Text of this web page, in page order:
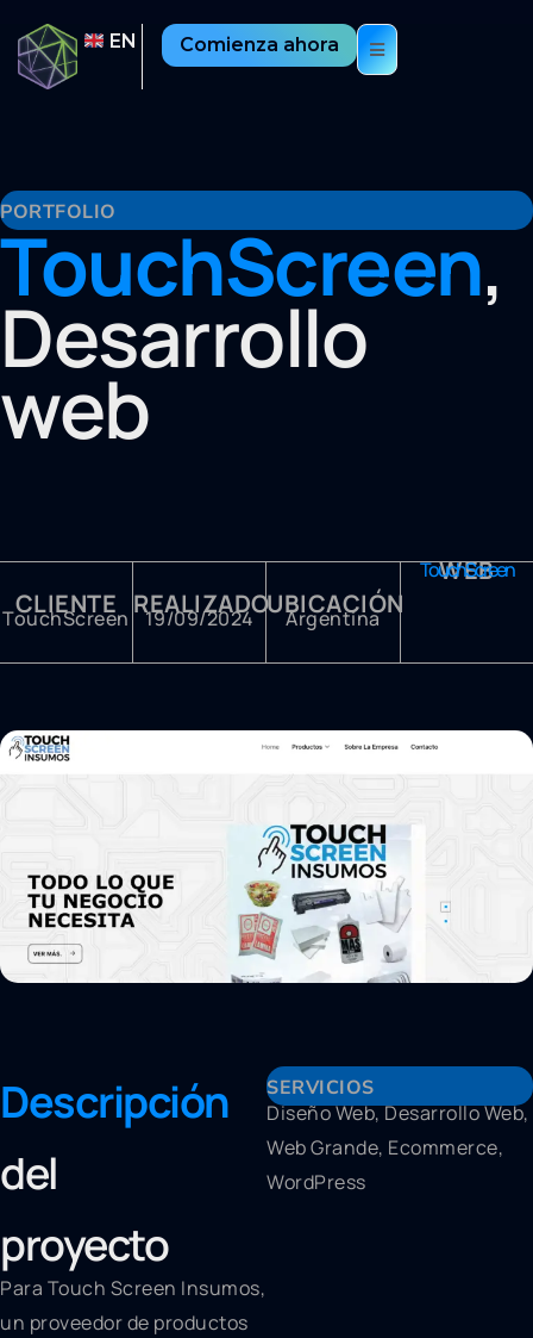
Comienza ahora
EN
PORTFOLIO
TouchScreen,
Desarrollo
web
CLIENTE
TouchScreen REALIZADO
19/09/2024 UBICACIÓN
Argentina
WEB
TouchScreen
Descripción
del
proyecto
Para Touch Screen Insumos,
un proveedor de productos
SERVICIOS
Diseño Web, Desarrollo Web,
Web Grande, Ecommerce,
WordPress